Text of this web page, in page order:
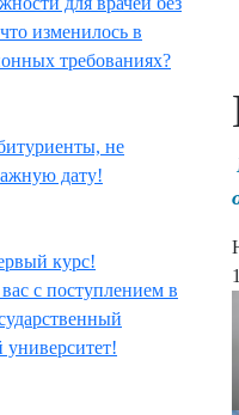
изменилось в
требованиях?
не
дату!
курс!
с поступлением в